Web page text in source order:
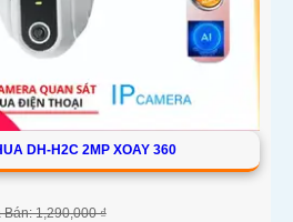
DH-H2C 2MP XOAY 360
Bán: 1,290,000 ₫